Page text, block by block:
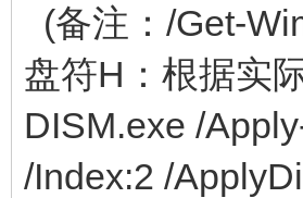
(备注：/Get-
盘符H：根据实
DISM.exe /
/Index:2 /